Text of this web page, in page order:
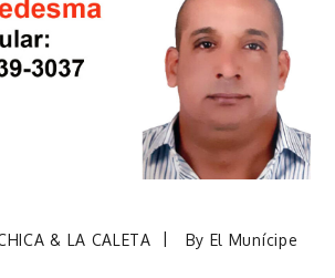
& LA CALETA By El Munícipe